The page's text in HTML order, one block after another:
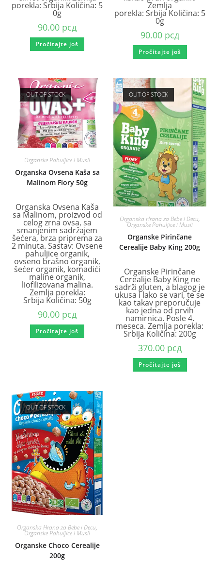
porekla: Srbija Količina: 5
0g
90.00 рсд
Pročitajte još
Zemlja
porekla: Srbija Količina: 5
0g
90.00 рсд
Pročitajte još
OUT OF STOCK
Organske Pahuljice i Musli
Organska Ovsena Kaša sa
Malinom Flory 50g
Organska Ovsena Kaša
sa Malinom, proizvod od
celog zrna ovsa, sa
smanjenim sadržajem
šećera, brza priprema za
2 minuta. Sastav: Ovsene
pahuljice organik,
ovseno brašno organik,
šećer organik, komadići
maline organik,
liofilizovana malina.
Zemlja porekla:
Srbija Količina: 50g
90.00 рсд
Pročitajte još
OUT OF STOCK
Organska Hrana za Bebe i Decu,
Organske Pahuljice i Musli
Organske Pirinčane
Cerealije Baby King 200g
Organske Pirinčane
Cerealije Baby King ne
sadrži gluten, a blagog je
ukusa i lako se vari, te se
kao takav preporučuje
kao jedna od prvih
namirnica. Posle 4.
meseca. Zemlja porekla:
Srbija Količina: 200g
370.00 рсд
Pročitajte još
OUT OF STOCK
Organska Hrana za Bebe i Decu,
Organske Pahuljice i Musli
Organske Choco Cerealije
200g